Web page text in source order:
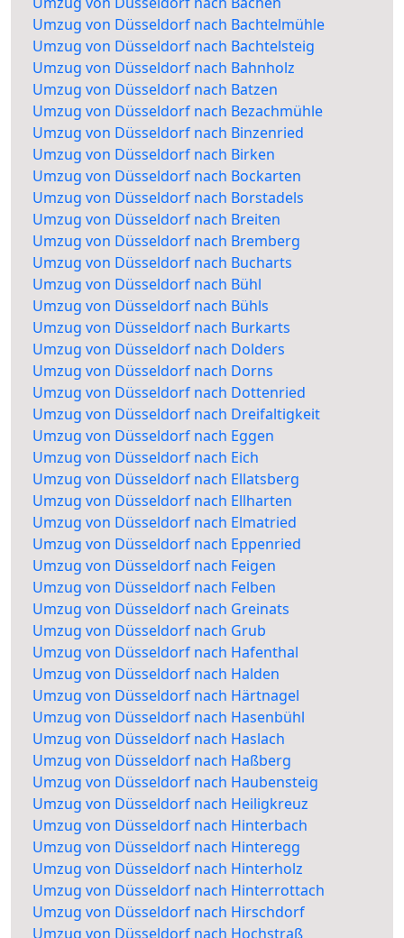
Umzug von Düsseldorf nach Bachtelmühle
Umzug von Düsseldorf nach Bachtelsteig
Umzug von Düsseldorf nach Bahnholz
Umzug von Düsseldorf nach Batzen
Umzug von Düsseldorf nach Bezachmühle
Umzug von Düsseldorf nach Binzenried
Umzug von Düsseldorf nach Birken
Umzug von Düsseldorf nach Bockarten
Umzug von Düsseldorf nach Borstadels
Umzug von Düsseldorf nach Breiten
Umzug von Düsseldorf nach Bremberg
Umzug von Düsseldorf nach Bucharts
Umzug von Düsseldorf nach Bühl
Umzug von Düsseldorf nach Bühls
Umzug von Düsseldorf nach Burkarts
Umzug von Düsseldorf nach Dolders
Umzug von Düsseldorf nach Dorns
Umzug von Düsseldorf nach Dottenried
Umzug von Düsseldorf nach Dreifaltigkeit
Umzug von Düsseldorf nach Eggen
Umzug von Düsseldorf nach Eich
Umzug von Düsseldorf nach Ellatsberg
Umzug von Düsseldorf nach Ellharten
Umzug von Düsseldorf nach Elmatried
Umzug von Düsseldorf nach Eppenried
Umzug von Düsseldorf nach Feigen
Umzug von Düsseldorf nach Felben
Umzug von Düsseldorf nach Greinats
Umzug von Düsseldorf nach Grub
Umzug von Düsseldorf nach Hafenthal
Umzug von Düsseldorf nach Halden
Umzug von Düsseldorf nach Härtnagel
Umzug von Düsseldorf nach Hasenbühl
Umzug von Düsseldorf nach Haslach
Umzug von Düsseldorf nach Haßberg
Umzug von Düsseldorf nach Haubensteig
Umzug von Düsseldorf nach Heiligkreuz
Umzug von Düsseldorf nach Hinterbach
Umzug von Düsseldorf nach Hinteregg
Umzug von Düsseldorf nach Hinterholz
Umzug von Düsseldorf nach Hinterrottach
Umzug von Düsseldorf nach Hirschdorf
Umzug von Düsseldorf nach Hochstraß